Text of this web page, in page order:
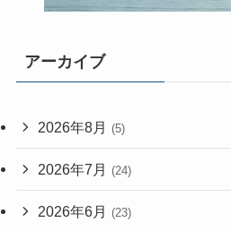
アーカイブ
2026年8月 (5)
2026年7月 (24)
2026年6月 (23)